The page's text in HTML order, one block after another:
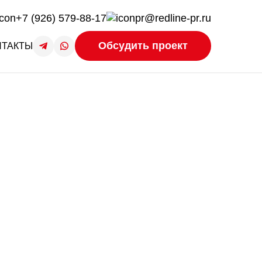
+7 (926) 579-88-17 pr@redline-pr.ru
Обсудить проект